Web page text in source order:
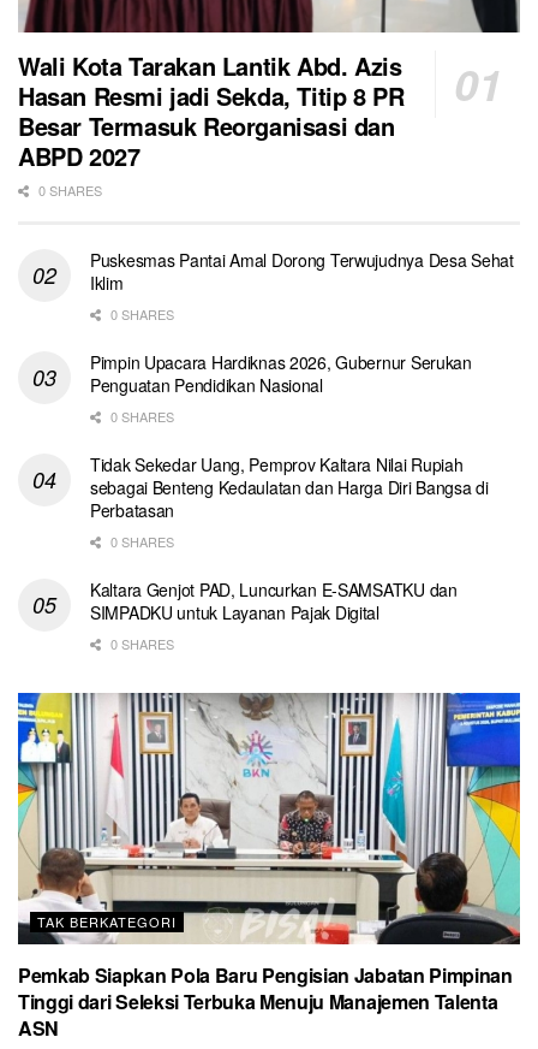
Wali Kota Tarakan Lantik Abd. Azis
Hasan Resmi jadi Sekda, Titip 8 PR
Besar Termasuk Reorganisasi dan
ABPD 2027
0 SHARES
Puskesmas Pantai Amal Dorong Terwujudnya Desa Sehat
Iklim
0 SHARES
Pimpin Upacara Hardiknas 2026, Gubernur Serukan
Penguatan Pendidikan Nasional
0 SHARES
Tidak Sekedar Uang, Pemprov Kaltara Nilai Rupiah
sebagai Benteng Kedaulatan dan Harga Diri Bangsa di
Perbatasan
0 SHARES
Kaltara Genjot PAD, Luncurkan E-SAMSATKU dan
SIMPADKU untuk Layanan Pajak Digital
0 SHARES
TAK BERKATEGORI
Pemkab Siapkan Pola Baru Pengisian Jabatan Pimpinan
Tinggi dari Seleksi Terbuka Menuju Manajemen Talenta
ASN